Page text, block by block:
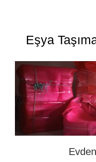
Eşya